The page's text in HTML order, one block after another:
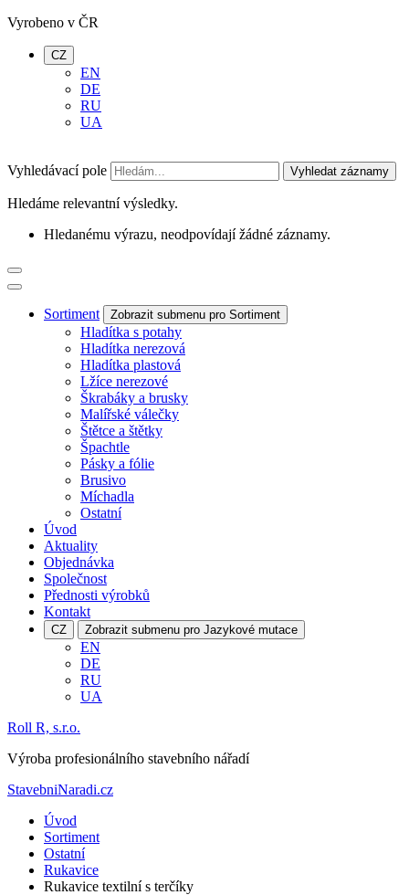
Vyrobeno v ČR
CZ
EN
DE
RU
UA
Vyhledávací pole Vyhledat záznamy
Hledáme relevantní výsledky.
Hledanému výrazu, neodpovídají žádné záznamy.
Sortiment Zobrazit submenu pro Sortiment
Hladítka s potahy
Hladítka nerezová
Hladítka plastová
Lžíce nerezové
Škrabáky a brusky
Malířské válečky
Štětce a štětky
Špachtle
Pásky a fólie
Brusivo
Míchadla
Ostatní
Úvod
Aktuality
Objednávka
Společnost
Přednosti výrobků
Kontakt
CZ Zobrazit submenu pro Jazykové mutace
EN
DE
RU
UA
Roll R, s.r.o.
Výroba profesionálního stavebního nářadí
StavebniNaradi.cz
Úvod
Sortiment
Ostatní
Rukavice
Rukavice textilní s terčíky